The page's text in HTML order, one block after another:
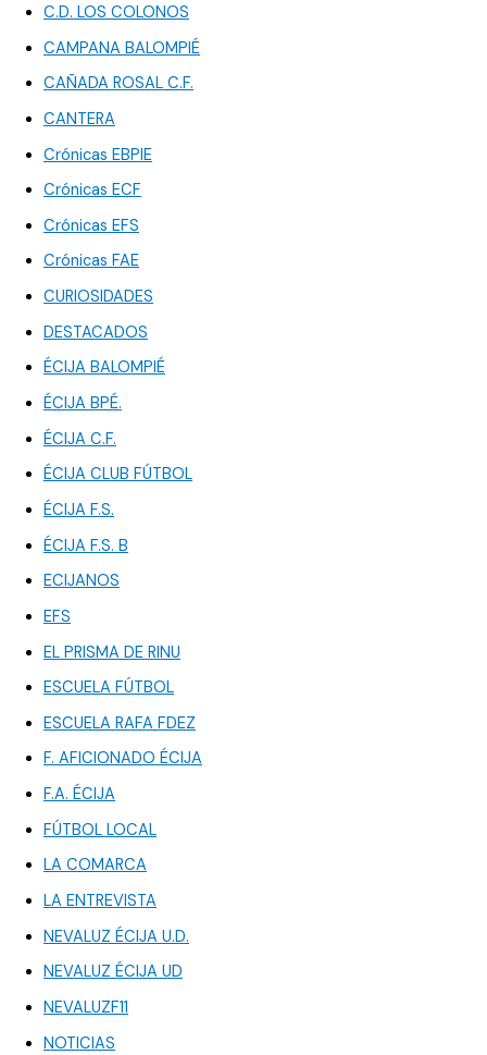
C.D. LOS COLONOS
CAMPANA BALOMPIÉ
CAÑADA ROSAL C.F.
CANTERA
Crónicas EBPIE
Crónicas ECF
Crónicas EFS
Crónicas FAE
CURIOSIDADES
DESTACADOS
ÉCIJA BALOMPIÉ
ÉCIJA BPÉ.
ÉCIJA C.F.
ÉCIJA CLUB FÚTBOL
ÉCIJA F.S.
ÉCIJA F.S. B
ECIJANOS
EFS
EL PRISMA DE RINU
ESCUELA FÚTBOL
ESCUELA RAFA FDEZ
F. AFICIONADO ÉCIJA
F.A. ÉCIJA
FÚTBOL LOCAL
LA COMARCA
LA ENTREVISTA
NEVALUZ ÉCIJA U.D.
NEVALUZ ÉCIJA UD
NEVALUZF11
NOTICIAS